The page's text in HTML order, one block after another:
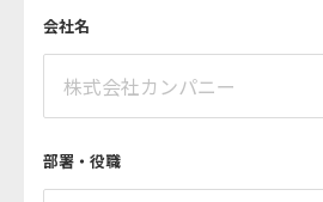
会社名
部署・役職